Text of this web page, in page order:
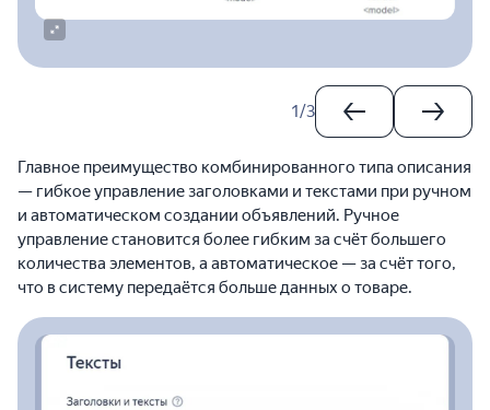
1/3
Главное преимущество комбинированного типа описания
— гибкое управление заголовками и текстами при ручном
и автоматическом создании объявлений. Ручное
управление становится более гибким за счёт большего
количества элементов, а автоматическое — за счёт того,
что в систему передаётся больше данных о товаре.